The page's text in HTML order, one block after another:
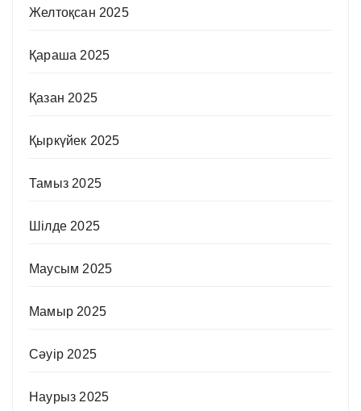
Желтоқсан 2025
Қараша 2025
Қазан 2025
Қыркүйек 2025
Тамыз 2025
Шілде 2025
Маусым 2025
Мамыр 2025
Сәуір 2025
Наурыз 2025